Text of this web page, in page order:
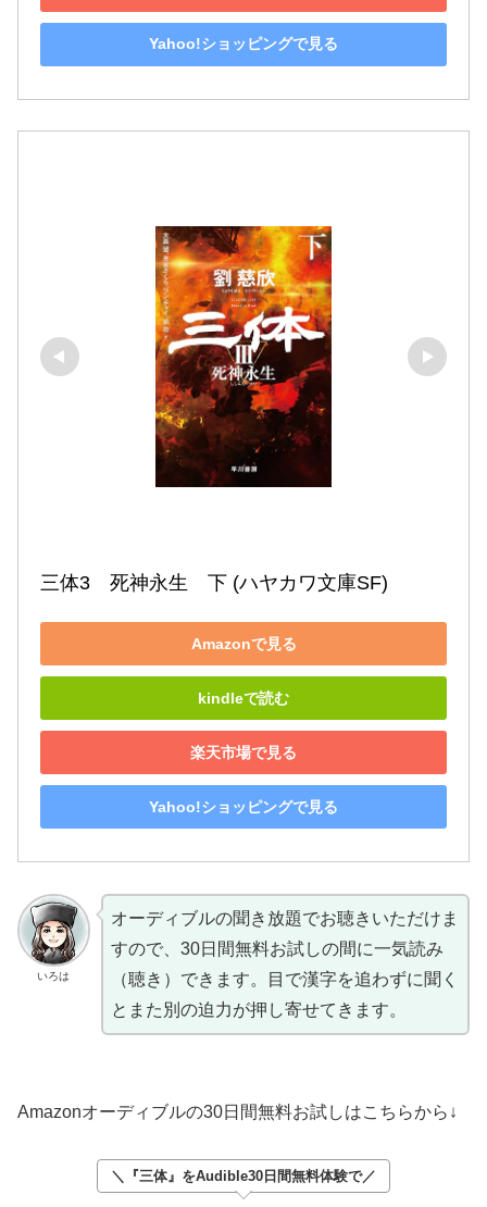
Yahoo!ショッピングで見る
三体3　死神永生　下 (ハヤカワ文庫SF)
Amazonで見る
kindleで読む
楽天市場で見る
Yahoo!ショッピングで見る
いろは
オーディブルの聞き放題でお聴きいただけま
すので、30日間無料お試しの間に一気読み
（聴き）できます。目で漢字を追わずに聞く
とまた別の迫力が押し寄せてきます。
Amazonオーディブルの30日間無料お試しはこちらから↓
＼『三体』をAudible30日間無料体験で／